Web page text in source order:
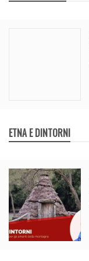
ETNA E DINTORNI